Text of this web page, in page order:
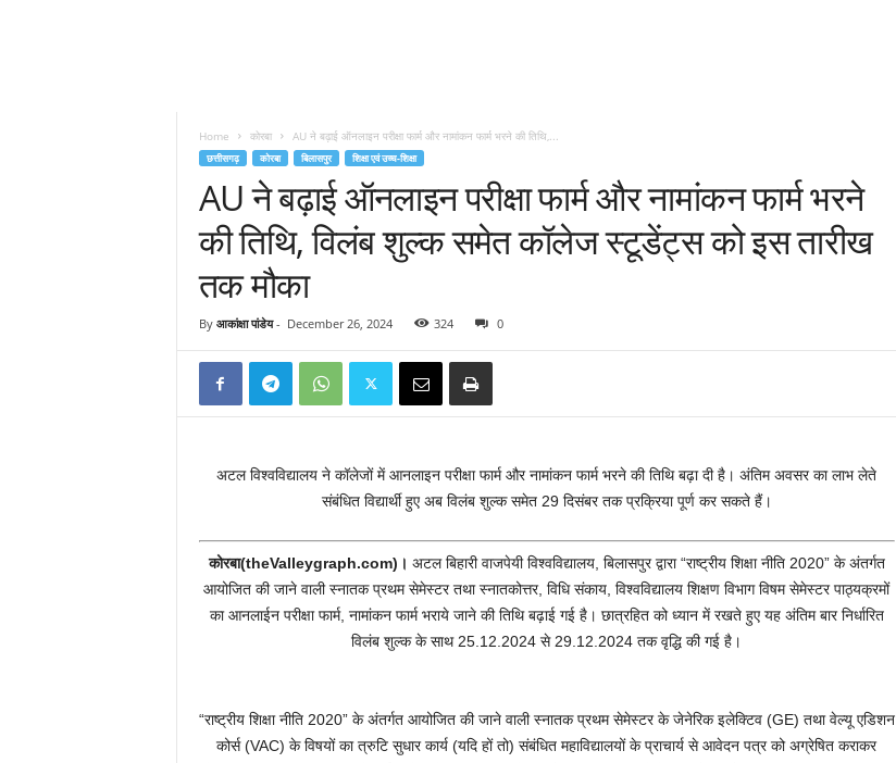
Home कोरबा AU ने बढ़ाई ऑनलाइन परीक्षा फार्म और नामांकन फार्म भरने की तिथि,...
छत्तीसगढ़ कोरबा बिलासपुर शिक्षा एवं उच्च-शिक्षा
AU ने बढ़ाई ऑनलाइन परीक्षा फार्म और नामांकन फार्म भरने
की तिथि, विलंब शुल्क समेत कॉलेज स्टूडेंट्स को इस तारीख
तक मौका
By आकांक्षा पांडेय- December 26, 2024 324 0
अटल विश्वविद्यालय ने कॉलेजों में आनलाइन परीक्षा फार्म और नामांकन फार्म भरने की तिथि बढ़ा दी है। अंतिम अवसर का लाभ लेते
संबंधित विद्यार्थी हुए अब विलंब शुल्क समेत 29 दिसंबर तक प्रक्रिया पूर्ण कर सकते हैं।
कोरबा(theValleygraph.com)। अटल बिहारी वाजपेयी विश्वविद्यालय, बिलासपुर द्वारा “राष्ट्रीय शिक्षा नीति 2020” के अंतर्गत
आयोजित की जाने वाली स्नातक प्रथम सेमेस्टर तथा स्नातकोत्तर, विधि संकाय, विश्वविद्यालय शिक्षण विभाग विषम सेमेस्टर पाठ्यक्रमों
का आनलाईन परीक्षा फार्म, नामांकन फार्म भराये जाने की तिथि बढ़ाई गई है। छात्रहित को ध्यान में रखते हुए यह अंतिम बार निर्धारित
विलंब शुल्क के साथ 25.12.2024 से 29.12.2024 तक वृद्धि की गई है।
“राष्ट्रीय शिक्षा नीति 2020” के अंतर्गत आयोजित की जाने वाली स्नातक प्रथम सेमेस्टर के जेनेरिक इलेक्टिव (GE) तथा वेल्यू एडिशन
कोर्स (VAC) के विषयों का त्रुटि सुधार कार्य (यदि हों तो) संबंधित महाविद्यालयों के प्राचार्य से आवेदन पत्र को अग्रेषित कराकर